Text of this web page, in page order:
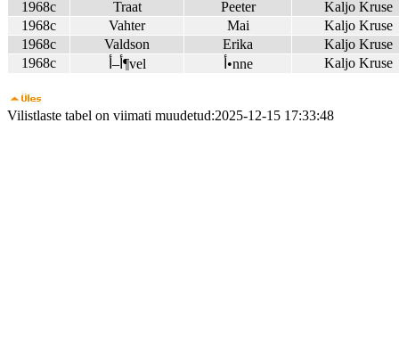
1968c Traat Peeter
Kaljo Kruse
1968c
Vahter Mai
Kaljo Kruse
1968c
Valdson Erika
Kaljo Kruse
1968c
أ–أ¶vel أ•nne Kaljo Kruse
Vilistlaste tabel on viimati muudetud:2025-12-15 17:33:48